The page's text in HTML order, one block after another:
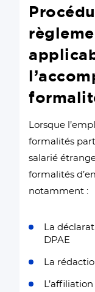
Lorsque
formalités
salarié
formalités
notamment :
La
DPAE
La